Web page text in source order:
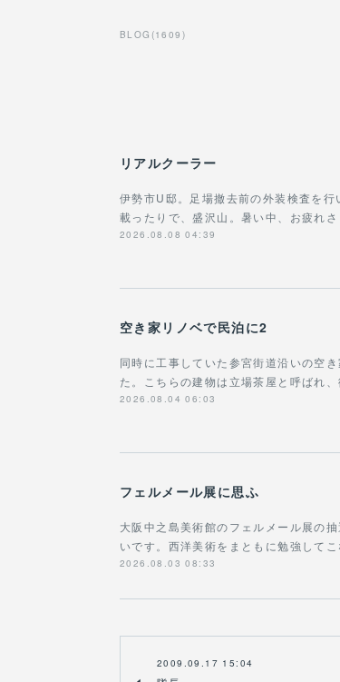
BLOG (1609 )
リアルクーラー
伊勢市U邸。足場撤去前の外装検査を
載ったりで、盛沢山。暑い中、お疲れさ
2026.08.08 04:39
空き家リノベで民泊に2
同時に工事していた参宮街道沿いの空
た。こちらの建物は立場茶屋と呼ばれ
2026.08.04 06:03
フェルメール展に思ふ
大阪中之島美術館のフェルメール展の
いです。西洋美術をまともに勉強して
2026.08.03 08:33
2009.09.17 15:04